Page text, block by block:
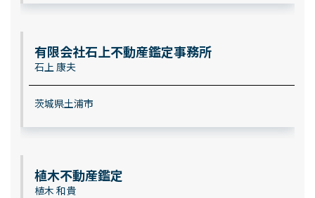
有限会社石上不動産鑑定事務所
石上 康夫
茨城県土浦市
植木不動産鑑定
植木 和貴